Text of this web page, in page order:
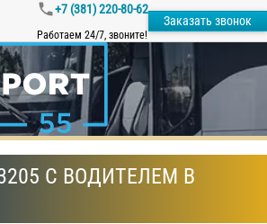
+7 (381) 220-80-62
Работаем 24/7, звоните!
Заказать звонок
С ВОДИТЕЛЕМ В